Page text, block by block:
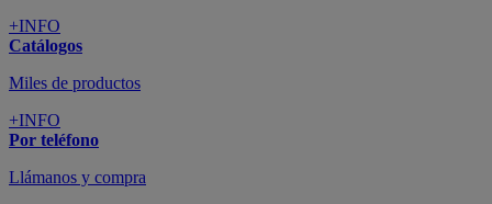
+INFO
Catálogos
Miles de productos
+INFO
Por teléfono
Llámanos y compra